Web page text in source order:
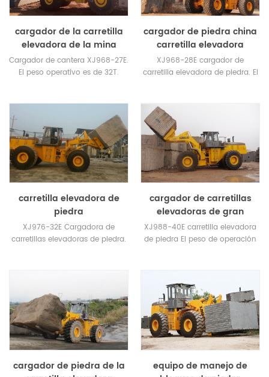
cargador de la carretilla
elevadora de la mina
Cargador de cantera XJ968-27E.
El peso operativo es de 32T.
cargador de piedra china
carretilla elevadora
XJ968-28E cargador de
carretilla elevadora de piedra. El
elevación máx .: 28T / 3530mm
carretilla elevadora de
piedra
XJ976-32E Cargadora de
carretillas elevadoras de piedra.
ADVANCE tres estrellas 29.5.
cargador de carretillas
elevadoras de gran
tonelaje
XJ988-40E carretilla elevadora
de piedra El peso de operación
cargador de piedra de la
equipo de manejo de